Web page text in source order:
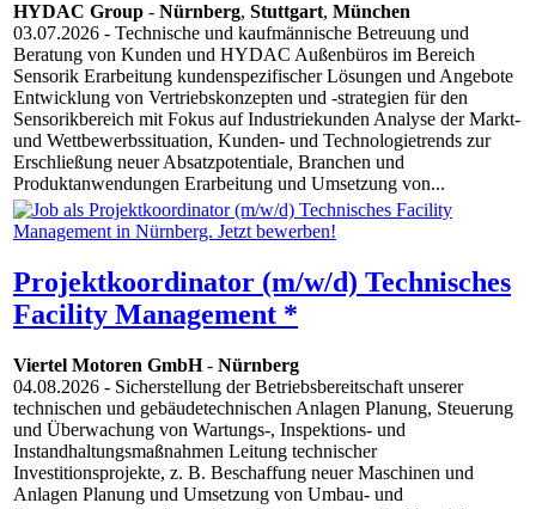
HYDAC Group - Nürnberg, Stuttgart, München
03.07.2026 - Technische und kaufmännische Betreuung und
Beratung von Kunden und HYDAC Außenbüros im Bereich
Sensorik Erarbeitung kundenspezifischer Lösungen und Angebote
Entwicklung von Vertriebskonzepten und -strategien für den
Sensorikbereich mit Fokus auf Industriekunden Analyse der Markt-
und Wettbewerbssituation, Kunden- und Technologietrends zur
Erschließung neuer Absatzpotentiale, Branchen und
Produktanwendungen Erarbeitung und Umsetzung von...
Projektkoordinator (m/w/d) Technisches
Facility Management *
Viertel Motoren GmbH- Nürnberg
04.08.2026 - Sicherstellung der Betriebsbereitschaft unserer
technischen und gebäudetechnischen Anlagen Planung, Steuerung
und Überwachung von Wartungs-, Inspektions- und
Instandhaltungsmaßnahmen Leitung technischer
Investitionsprojekte, z. B. Beschaffung neuer Maschinen und
Anlagen Planung und Umsetzung von Umbau- und